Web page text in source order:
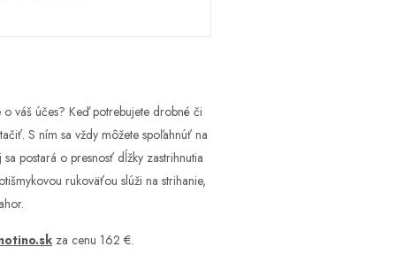
váš účes? Keď potrebujete drobné či
S ním sa vždy môžete spoľahnúť na
postará o presnosť dĺžky zastrihnutia
rukoväťou slúži na strihanie,
za cenu 162 €.